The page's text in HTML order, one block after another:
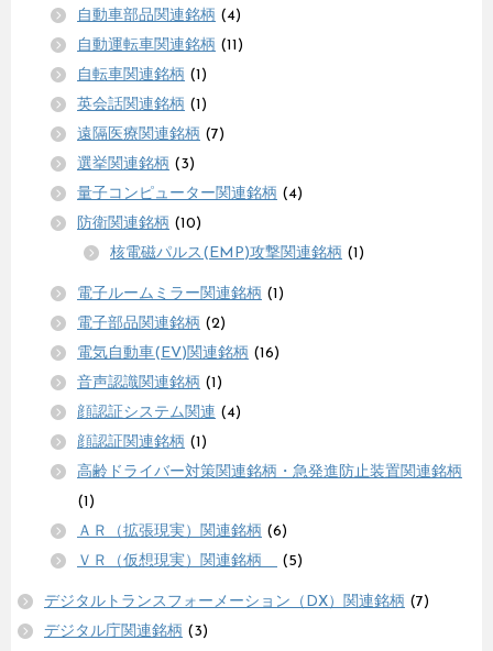
自動車部品関連銘柄 (4)
自動運転車関連銘柄 (11)
自転車関連銘柄 (1)
英会話関連銘柄 (1)
遠隔医療関連銘柄 (7)
選挙関連銘柄 (3)
量子コンピューター関連銘柄 (4)
防衛関連銘柄 (10)
核電磁パルス(EMP)攻撃関連銘柄 (1)
電子ルームミラー関連銘柄 (1)
電子部品関連銘柄 (2)
電気自動車(EV)関連銘柄 (16)
音声認識関連銘柄 (1)
顔認証システム関連 (4)
顔認証関連銘柄 (1)
高齢ドライバー対策関連銘柄・急発進防止装置関連銘柄
(1)
ＡＲ（拡張現実）関連銘柄 (6)
ＶＲ（仮想現実）関連銘柄
(5)
デジタルトランスフォーメーション（DX）関連銘柄 (7)
デジタル庁関連銘柄 (3)